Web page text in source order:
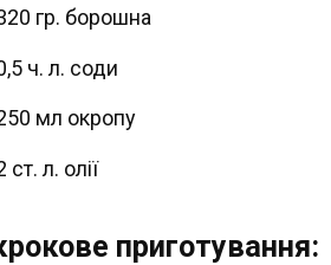
гр. борошна
ч. л. соди
мл окропу
ст. л. олії
приготування: